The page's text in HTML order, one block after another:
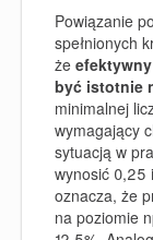
Powiązanie
spełnionych
że
być istotnie
minimalnej
wymagający
sytuacją w
wynosić 0,25
oznacza, że
na poziomie